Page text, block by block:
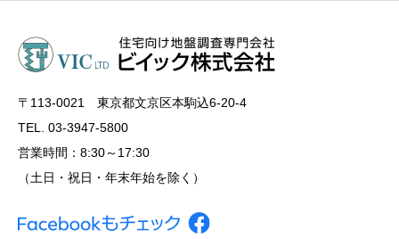
〒113‐0021 東京都文京区本駒込6-20-4
TEL. 03-3947-5800
営業時間：8:30～17:30
（土日・祝日・年末年始を除く）